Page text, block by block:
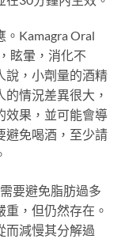
Kamagra Oral
眩暈，消化不
說，小劑量的酒精
情況差異很大，
效果，並可能會導
避免喝酒，至少請
需要避免脂肪過多
，但仍然存在。
而減慢其分解過